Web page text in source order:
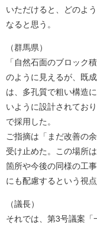
いただけると、どのよ
なると思う。
（群馬県）
「自然石面のブロック
のように見えるが、既
は、多孔質で粗い構造
いように設計されてお
で採用した。
ご指摘は「まだ改善の
受け止めた。この場所
箇所や今後の同様の工
にも配慮するという視
（議長）
それでは、第3号議案